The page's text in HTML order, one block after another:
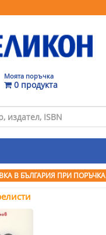
Моята поръчка
0 продукта
В БЪЛГАРИЯ ПРИ ПОРЪЧКА